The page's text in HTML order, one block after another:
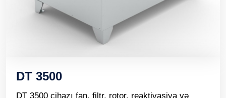
DT 3500
DT 3500 cihazı fan, filtr, rotor, reaktivasiya və